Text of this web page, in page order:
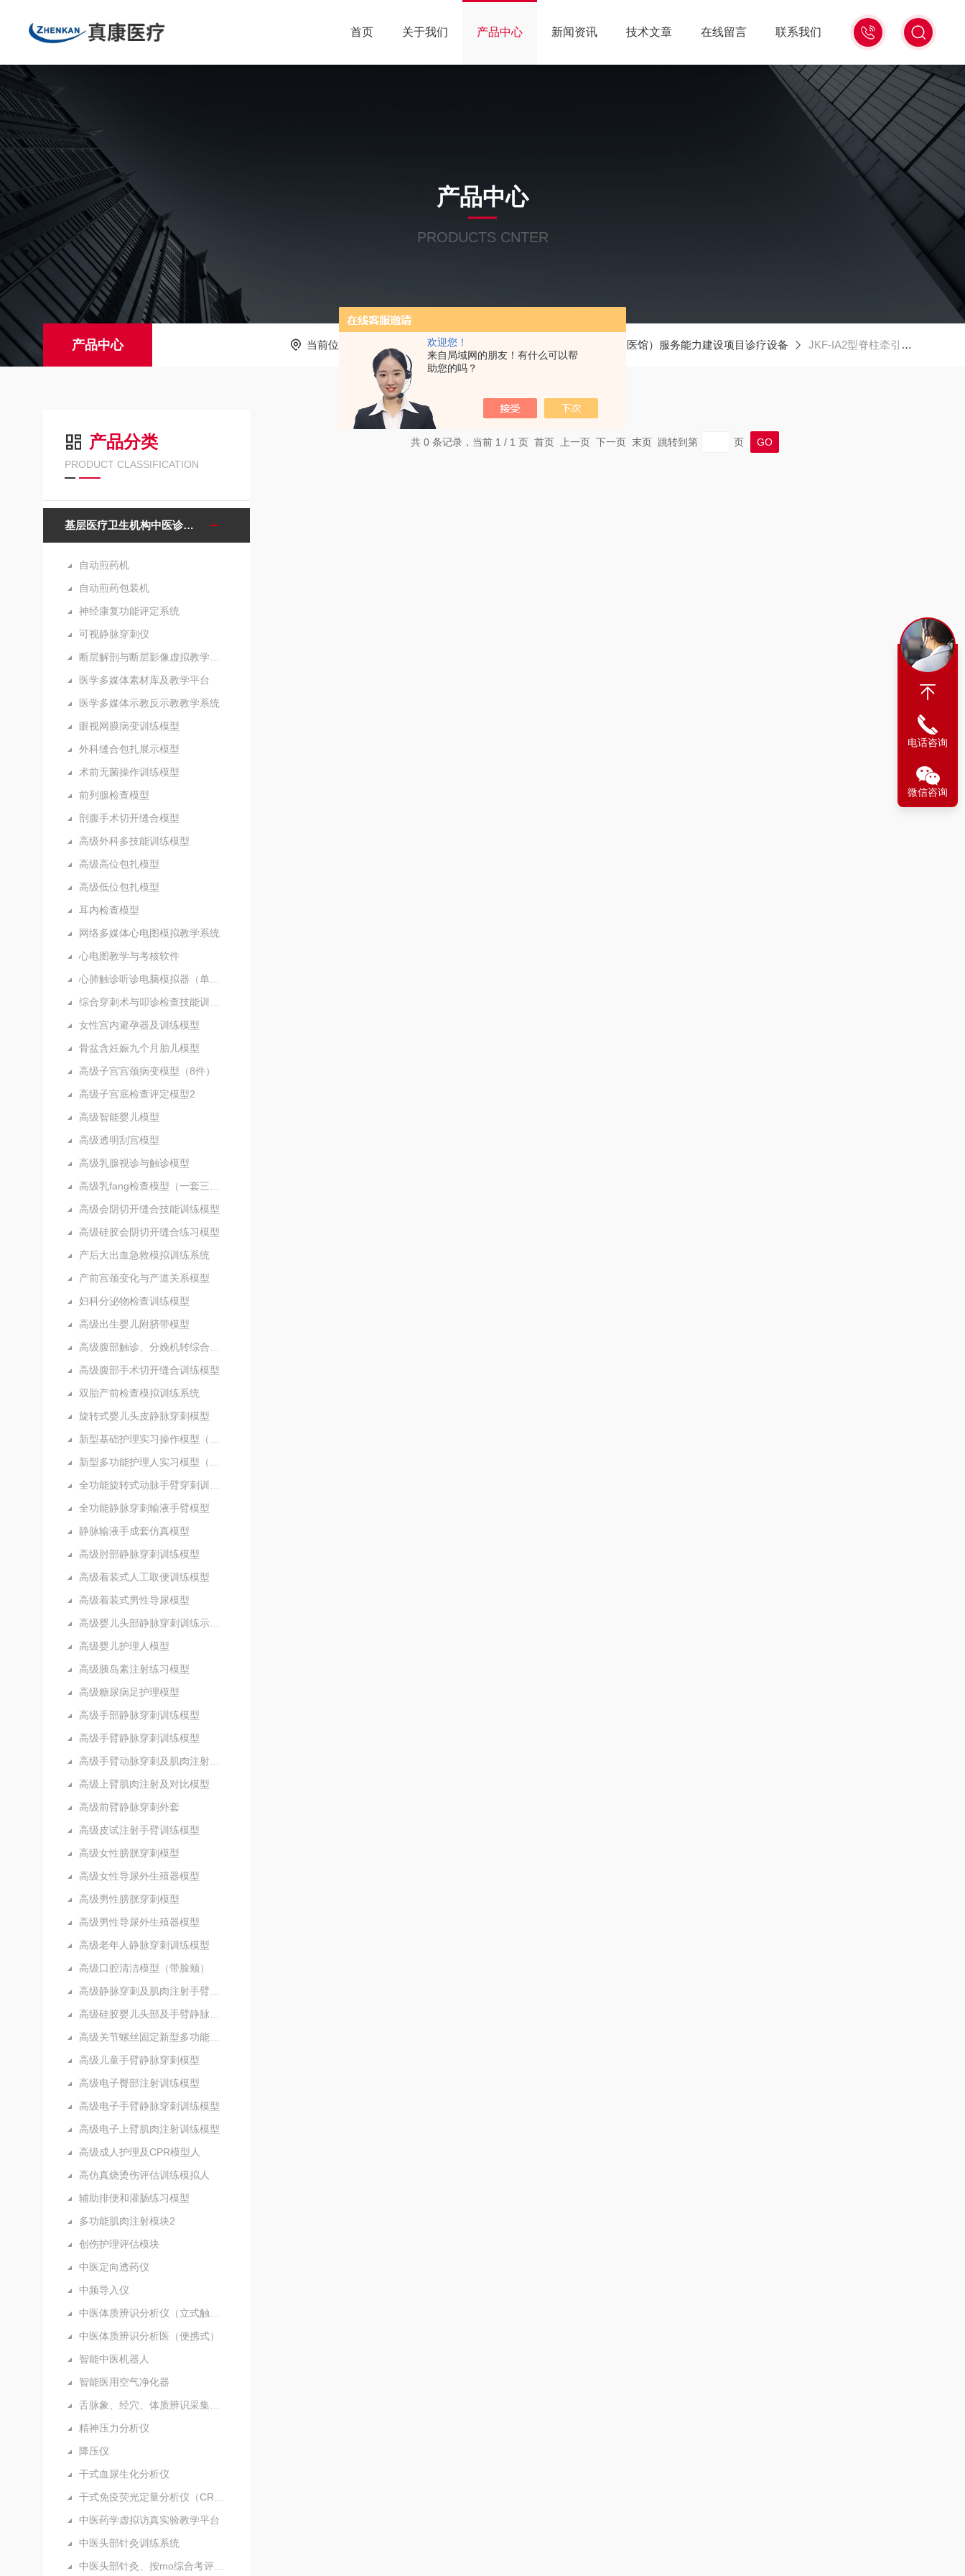
欢迎您！
来自局域网的朋友！有什么可以帮
助您的吗？
021-
56528785
首页 关于我们 产品中心 新闻资讯 技术文章 在线留言 联系我们
产品中心
PRODUCTS CNTER
产品中心 当前位置： 产品中心 基层医疗卫生机构中医诊疗区（中医馆）服务能力建设项目诊疗设备 JKF-IA2型脊柱牵引康复床
产品分类
PRODUCT CLASSIFICATION
基层医疗卫生机构中医诊疗区（中医馆）服务能力建设项目诊疗设备
自动煎药机
自动煎药包装机
神经康复功能评定系统
可视静脉穿刺仪
医学多媒体素材库及教学平台
医学多媒体示教反示教教学系统
眼视网膜病变训练模型
外科缝合包扎展示模型
术前无菌操作训练模型
前列腺检查模型
剖腹手术切开缝合模型
高级外科多技能训练模型
高级高位包扎模型
高级低位包扎模型
耳内检查模型
网络多媒体心电图模拟教学系统
心电图教学与考核软件
女性宫内避孕器及训练模型
骨盆含妊娠九个月胎儿模型
高级子宫宫颈病变模型（8件）
高级子宫底检查评定模型2
高级智能婴儿模型
高级透明刮宫模型
高级乳腺视诊与触诊模型
高级会阴切开缝合技能训练模型
高级硅胶会阴切开缝合练习模型
产后大出血急救模拟训练系统
产前宫颈变化与产道关系模型
妇科分泌物检查训练模型
高级出生婴儿附脐带模型
高级腹部手术切开缝合训练模型
双胎产前检查模拟训练系统
旋转式婴儿头皮静脉穿刺模型
全功能静脉穿刺输液手臂模型
静脉输液手成套仿真模型
高级肘部静脉穿刺训练模型
高级着装式人工取便训练模型
高级着装式男性导尿模型
高级婴儿护理人模型
高级胰岛素注射练习模型
高级糖尿病足护理模型
高级手部静脉穿刺训练模型
高级手臂静脉穿刺训练模型
高级上臂肌肉注射及对比模型
高级前臂静脉穿刺外套
高级皮试注射手臂训练模型
高级女性膀胱穿刺模型
高级女性导尿外生殖器模型
高级男性膀胱穿刺模型
高级男性导尿外生殖器模型
高级老年人静脉穿刺训练模型
高级口腔清洁模型（带脸颊）
高级儿童手臂静脉穿刺模型
高级电子臀部注射训练模型
高级电子手臂静脉穿刺训练模型
高级电子上臂肌肉注射训练模型
高级成人护理及CPR模型人
高仿真烧烫伤评估训练模拟人
辅助排便和灌肠练习模型
多功能肌肉注射模块2
创伤护理评估模块
中医定向透药仪
中频导入仪
中医体质辨识分析医（便携式）
智能中医机器人
智能医用空气净化器
精神压力分析仪
降压仪
干式血尿生化分析仪
中医药学虚拟访真实验教学平台
中医头部针灸训练系统
共 0 条记录，当前 1 / 1 页 首页 上一页 下一页 末页 跳转到第 页
电话咨询
微信咨询